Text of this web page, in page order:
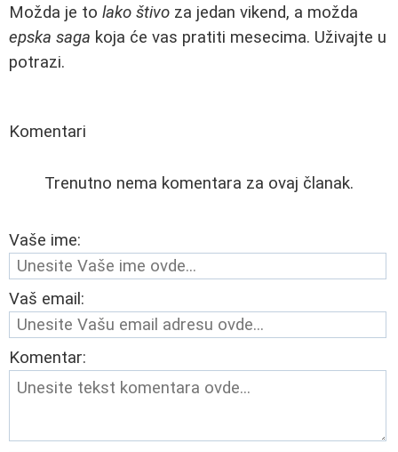
Možda je to lako štivo za jedan vikend, a možda
epska saga koja će vas pratiti mesecima. Uživajte u
potrazi.
Komentari
Trenutno nema komentara za ovaj članak.
Vaše ime:
Vaš email:
Komentar: